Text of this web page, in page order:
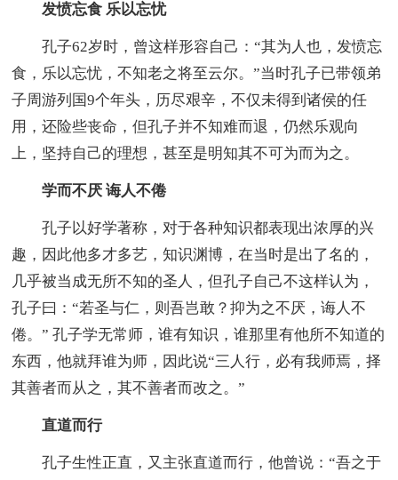
发愤忘食 乐以忘忧
孔子62岁时，曾这样形容自己：“其为人也，发愤忘
食，乐以忘忧，不知老之将至云尔。”当时孔子已带领弟
子周游列国9个年头，历尽艰辛，不仅未得到诸侯的任
用，还险些丧命，但孔子并不知难而退，仍然乐观向
上，坚持自己的理想，甚至是明知其不可为而为之。
学而不厌 诲人不倦
孔子以好学著称，对于各种知识都表现出浓厚的兴
趣，因此他多才多艺，知识渊博，在当时是出了名的，
几乎被当成无所不知的圣人，但孔子自己不这样认为，
孔子曰：“若圣与仁，则吾岂敢？抑为之不厌，诲人不
倦。” 孔子学无常师，谁有知识，谁那里有他所不知道的
东西，他就拜谁为师，因此说“三人行，必有我师焉，择
其善者而从之，其不善者而改之。”
直道而行
孔子生性正直，又主张直道而行，他曾说：“吾之于